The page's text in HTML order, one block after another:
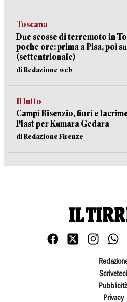
Toscana
Due scosse di terremoto in
poche ore: prima a Pisa, poi
(settentrionale)
di Redazione web
Il lutto
Campi Bisenzio, fiori e
Plast per Kumara Gedara
di Redazione Firenze
Scriveteci
Privacy